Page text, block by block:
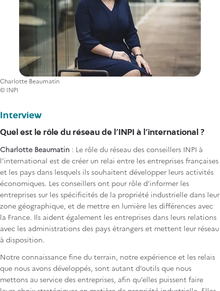
Charlotte Beaumatin
© INPI
Interview
Quel est le rôle du réseau de l’INPI à l’international ?
Charlotte Beaumatin : Le rôle du réseau des conseillers INPI à
l’international est de créer un relai entre les entreprises françaises
et les pays dans lesquels ils souhaitent développer leurs activités
économiques. Les conseillers ont pour rôle d’informer les
entreprises sur les spécificités de la propriété industrielle dans leur
zone géographique, et de mettre en lumière les différences avec
la France. Ils aident également les entreprises dans leurs relations
avec les administrations des pays étrangers et mettent leur réseau
à disposition.
Notre connaissance fine du terrain, notre expérience et les relais
que nous avons développés, sont autant d’outils que nous
mettons au service des entreprises, afin qu’elles puissent faire